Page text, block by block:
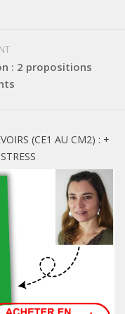
: 2 propositions
(CE1 AU CM2) : +